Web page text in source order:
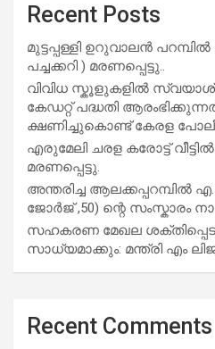
Recent Posts
മുട്ടപ്പള്ളി ഉറുവാലൻ പറമ്പിൽ
പച്ചക്കറി ) മരണപ്പെട്ടു..
വിവിധ സ്കൂളുകളില്‍
കേഡറ്റ് പദ്ധതി
ക്ഷണിച്ചുകൊണ്ട് കേരള
എരുമേലി ചരള കരോട്ട്
മരണപ്പെട്ടു.
അന്തരിച്ച ആ​ല​ക്ക​പ്പ​റമ്പിൽ​
ജോർജ് ,50) ന്റെ സംസ്കാരം
സഹകരണ മേഖല
സാധ്യമാക്കും: മന്ത്രി എം
Recent Comments